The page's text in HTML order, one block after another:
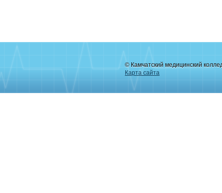
© Камчатский медицинский
Карта сайта